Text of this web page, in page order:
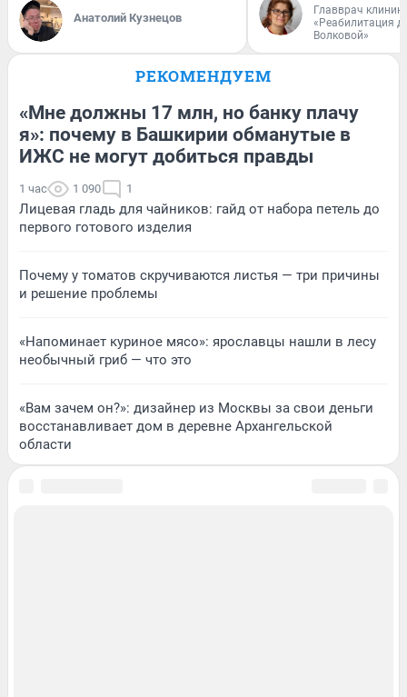
Анатолий Кузнецов
Главврач
«Реабилитация
Волковой»
РЕКОМЕНДУЕМ
«Мне должны 17 млн, но банку плачу
я»: почему в Башкирии обманутые в
ИЖС не могут добиться правды
1 час 1 090 1
Лицевая гладь для чайников: гайд от набора петель до
первого готового изделия
Почему у томатов скручиваются листья — три причины
и решение проблемы
«Напоминает куриное мясо»: ярославцы нашли в лесу
необычный гриб — что это
«Вам зачем он?»: дизайнер из Москвы за свои деньги
восстанавливает дом в деревне Архангельской
области